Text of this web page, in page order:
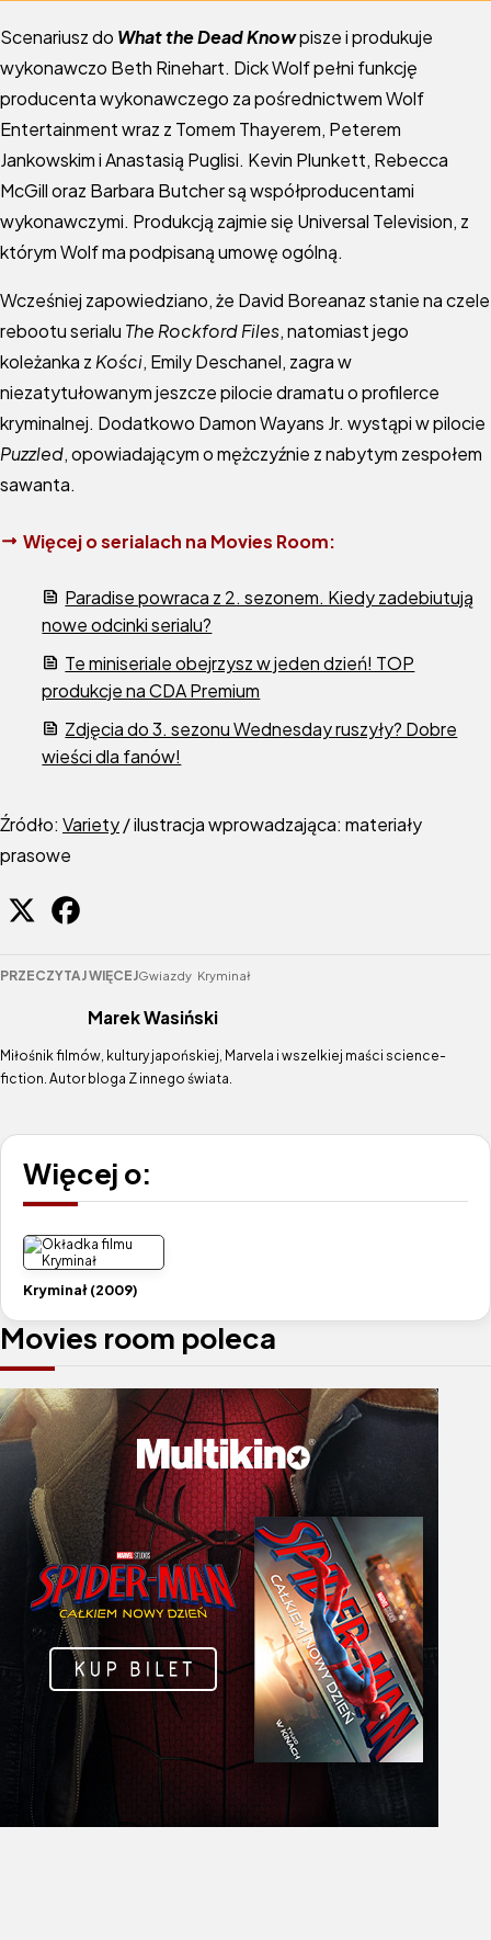
Scenariusz do What the Dead Knowpisze i produkuje
wykonawczo Beth Rinehart. Dick Wolf pełni funkcję
producenta wykonawczego za pośrednictwem Wolf
Entertainment wraz z Tomem Thayerem, Peterem
Jankowskim i Anastasią Puglisi. Kevin Plunkett, Rebecca
McGill oraz Barbara Butcher są współproducentami
wykonawczymi. Produkcją zajmie się Universal Television, z
którym Wolf ma podpisaną umowę ogólną.
Wcześniej zapowiedziano, że David Boreanaz stanie na czele
rebootu serialu The Rockford Files, natomiast jego
koleżanka z Kości, Emily Deschanel, zagra w
niezatytułowanym jeszcze pilocie dramatu o profilerce
kryminalnej. Dodatkowo Damon Wayans Jr. wystąpi w pilocie
Puzzled, opowiadającym o mężczyźnie z nabytym zespołem
sawanta.
Więcej o serialach na Movies Room:
Paradise powraca z 2. sezonem. Kiedy zadebiutują
nowe odcinki serialu?
Te miniseriale obejrzysz w jeden dzień! TOP
produkcje na CDA Premium
Zdjęcia do 3. sezonu Wednesday ruszyły? Dobre
wieści dla fanów!
Źródło: Variety/ ilustracja wprowadzająca: materiały
prasowe
PRZECZYTAJ WIĘCEJGwiazdy Kryminał
Marek Wasiński
Miłośnik filmów, kultury japońskiej, Marvela i wszelkiej maści science-
fiction. Autor bloga Z innego świata.
Movies room poleca
Więcej o:
Kryminał (2009)